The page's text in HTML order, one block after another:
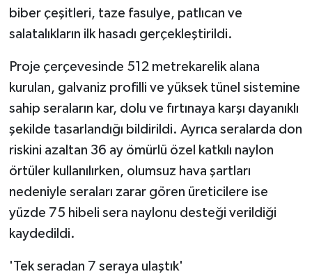
biber çeşitleri, taze fasulye, patlıcan ve
salatalıkların ilk hasadı gerçekleştirildi.
Proje çerçevesinde 512 metrekarelik alana
kurulan, galvaniz profilli ve yüksek tünel sistemine
sahip seraların kar, dolu ve fırtınaya karşı dayanıklı
şekilde tasarlandığı bildirildi. Ayrıca seralarda don
riskini azaltan 36 ay ömürlü özel katkılı naylon
örtüler kullanılırken, olumsuz hava şartları
nedeniyle seraları zarar gören üreticilere ise
yüzde 75 hibeli sera naylonu desteği verildiği
kaydedildi.
'Tek seradan 7 seraya ulaştık'